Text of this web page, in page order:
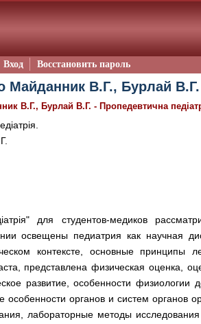
Вход Восстановить пароль
Майданник В.Г., Бурлай
В.Г., Бурлай В.Г. - Пропедевтична
для студентов-медиков
освещены педиатрия как научная
контексте, основные принципы
представлена физическая оценка,
развитие, особенности
особенности органов и систем органов
лабораторные методы